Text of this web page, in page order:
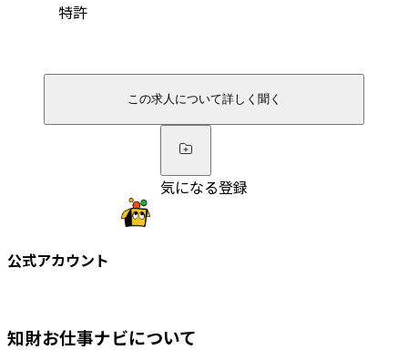
特許
この求人について詳しく聞く
気になる登録
公式アカウント
知財お仕事ナビについて